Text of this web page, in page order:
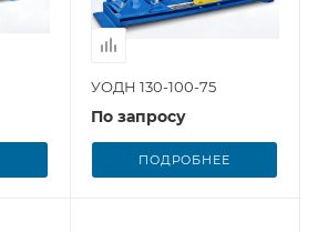
УОДН 130-100-75
По запросу
ПОДРОБНЕЕ